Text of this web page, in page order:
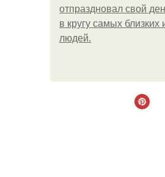
отпраздновал свой
в кругу самых близких
людей.